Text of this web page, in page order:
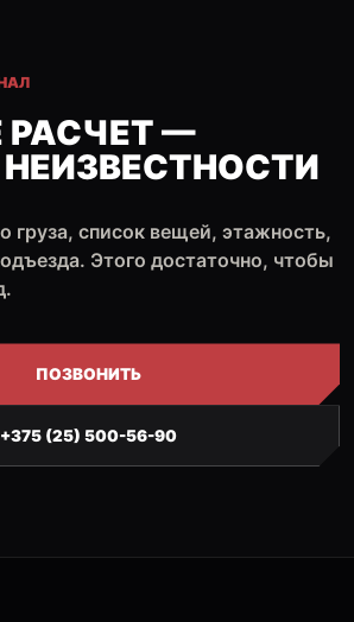
РАСЧЕТ —
груза, список вещей, этажность,
Этого достаточно, чтобы
ПОЗВОНИТЬ
+375 (25) 500-56-90